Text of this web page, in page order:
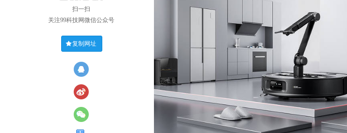
扫一扫
关注99科技网微信公众号
复制网址